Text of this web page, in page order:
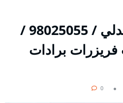
تصليح ثلاجات العبدلي / 98025055 /
فريزرات برادات
0